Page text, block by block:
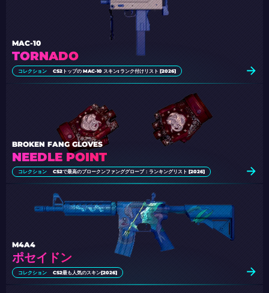
TORNADO
MAC-10
コレクション CS2トップの MAC-10 スキン: ランク付けリスト [2026]
NEEDLE POINT
BROKEN FANG GLOVES
コレクション CS2で最高のブロークンファンググローブ：ランキングリスト [2026]
ポセイドン
M4A4
コレクション CS2最も人気のスキン[2026]